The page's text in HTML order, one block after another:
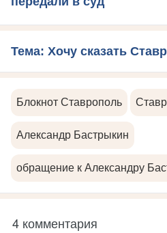
Тема: Хочу сказать
Блокнот Ставрополь
Александр Бастрыкин
обращение к Александру
4 комментария